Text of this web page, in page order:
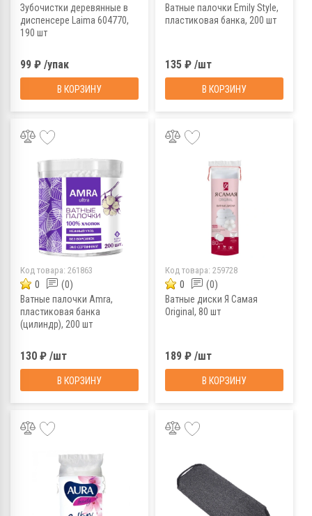
Зубочистки деревянные в
диспенсере Laima 604770,
190 шт
99 ₽ /упак
В КОРЗИНУ
Ватные палочки Emily Style,
пластиковая банка, 200 шт
135 ₽ /шт
В КОРЗИНУ
Код товара: 261863
0 (0)
Ватные палочки Amra,
пластиковая банка
(цилиндр), 200 шт
130 ₽ /шт
В КОРЗИНУ
Код товара: 259728
0 (0)
Ватные диски Я Самая
Original, 80 шт
189 ₽ /шт
В КОРЗИНУ